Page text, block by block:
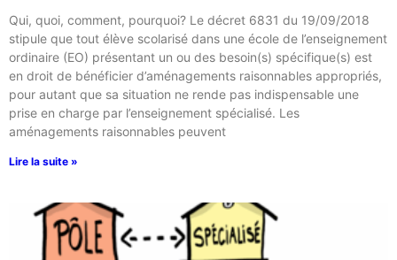
Qui, quoi, comment, pourquoi? Le décret 6831 du 19/09/2018
stipule que tout élève scolarisé dans une école de l’enseignement
ordinaire (EO) présentant un ou des besoin(s) spécifique(s) est
en droit de bénéficier d’aménagements raisonnables appropriés,
pour autant que sa situation ne rende pas indispensable une
prise en charge par l’enseignement spécialisé. Les
aménagements raisonnables peuvent
Lire la suite »